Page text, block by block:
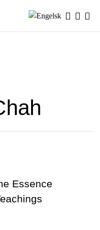
Essence